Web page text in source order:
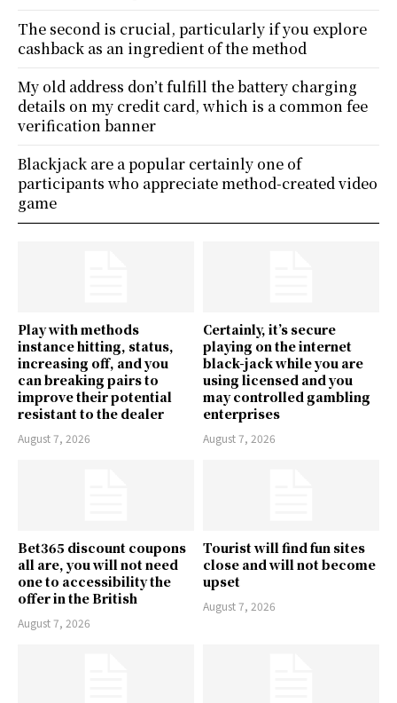
Play with methods
instance hitting, status,
increasing off, and you
can breaking pairs to
improve their potential
resistant to the dealer
August 7, 2026
Certainly, it’s secure
playing on the internet
black-jack while you are
using licensed and you
may controlled gambling
enterprises
August 7, 2026
Bet365 discount coupons
all are, you will not need
one to accessibility the
offer in the British
August 7, 2026
Tourist will find fun sites
close and will not become
upset
August 7, 2026
The second is crucial, particularly if you explore
cashback as an ingredient of the method
My old address don’t fulfill the battery charging
details on my credit card, which is a common fee
verification banner
Blackjack are a popular certainly one of
participants who appreciate method-created video
game